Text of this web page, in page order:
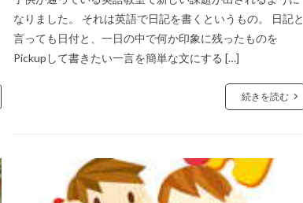
なりました。 それは英語で日記を書くというもの。 日記と
言っても日付と、一日の中で何か印象に残ったものを
Pickupして書きたい一言を簡単な文にする […]
続きを読む